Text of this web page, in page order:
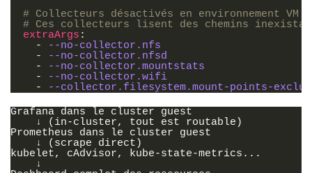
# Collecteurs désactivés en environnement VM
# Ces collecteurs lisent des chemins
extraArgs :
-
--no-collector.nfs
-
--no-collector.nfsd
-
--no-collector.mountstats
-
--no-collector.wifi
-
--collector.filesystem.mount-points-
Grafana dans le cluster guest
    ↓ (in-cluster, tout est routable)
Prometheus dans le cluster guest
    ↓ (scrape direct)
kubelet, cAdvisor, kube-state-metrics...
    ↓